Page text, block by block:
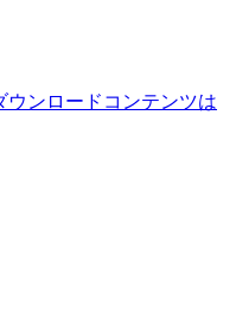
ンロードコンテンツは